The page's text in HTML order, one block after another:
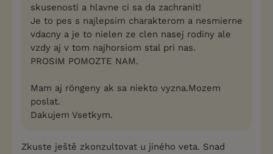
skusenosti a hlavne ci sa da zachranit!
Je to pes s najlepsim charakterom a nesmierne
vdacny a je to nielen ze clen nasej rodiny ale
vzdy aj v tom najhorsiom stal pri nas.
PROSIM POMOZTE NAM.
Mam aj röngeny ak sa niekto vyzna.Mozem
poslat.
Dakujem Vsetkym.
Zkuste ještě zkonzultovat u jiného veta. Snad